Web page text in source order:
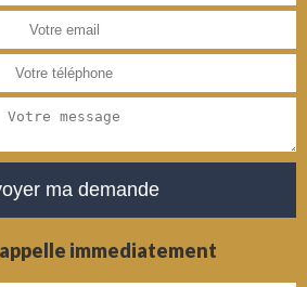
immediatement